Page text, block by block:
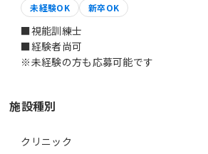
未経験OK 新卒OK
■視能訓練士
■経験者尚可
※未経験の方も応募可能です
施設種別
クリニック